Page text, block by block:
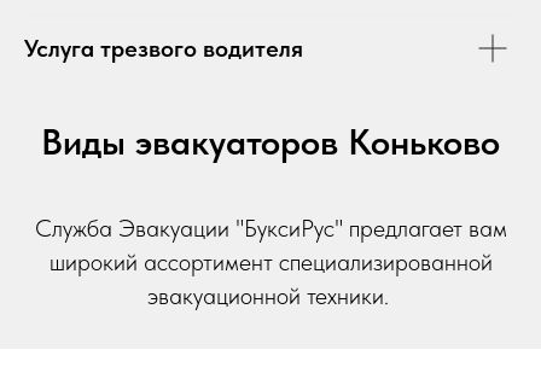
Услуга трезвого водителя
Виды эвакуаторов Коньково
Служба Эвакуации "БуксиРус" предлагает вам
широкий ассортимент специализированной
эвакуационной техники.